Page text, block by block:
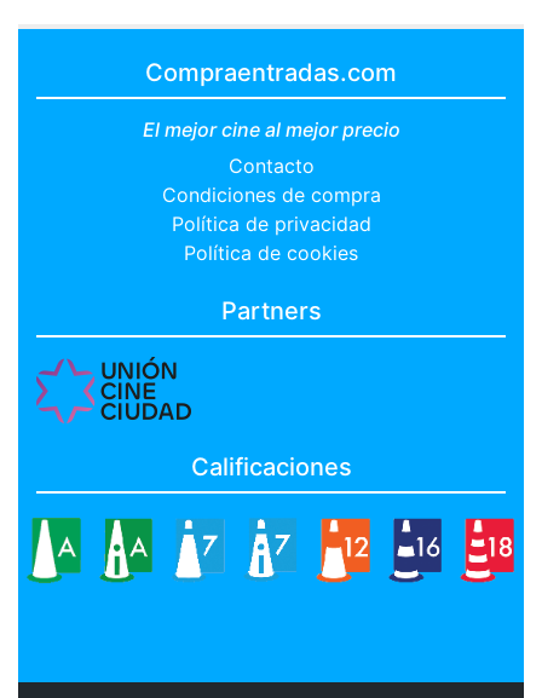
Compraentradas.com
El mejor cine al mejor precio
Contacto
Condiciones de compra
Política de privacidad
Política de cookies
Partners
Calificaciones